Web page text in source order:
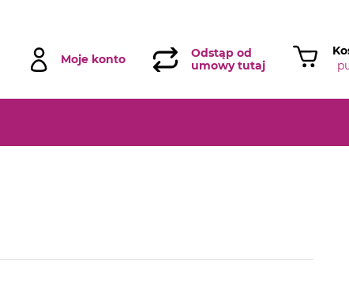
Moje konto
Odstąp od
umowy tutaj